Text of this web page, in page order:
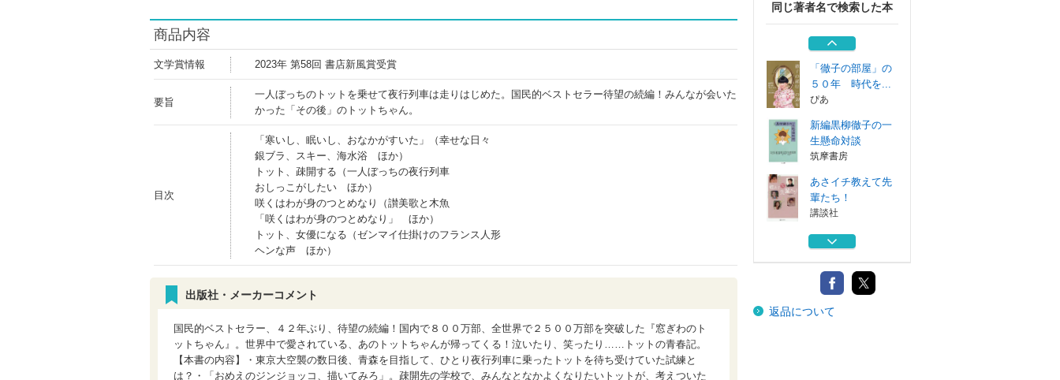
商品内容
文学賞情報 2023年 第58回 書店新風賞受賞
要旨
一人ぼっちのトットを乗せて夜行列車は走りはじめた。国民的ベストセラー待望の続編！みんなが会いた
かった「その後」のトットちゃん。
目次
「寒いし、眠いし、おなかがすいた」（幸せな日々
銀ブラ、スキー、海水浴 ほか）
トット、疎開する（一人ぼっちの夜行列車
おしっこがしたい ほか）
咲くはわが身のつとめなり（讃美歌と木魚
「咲くはわが身のつとめなり」 ほか）
トット、女優になる（ゼンマイ仕掛けのフランス人形
ヘンな声 ほか）
出版社・メーカーコメント
国民的ベストセラー、４２年ぶり、待望の続編！国内で８００万部、全世界で２５００万部を突破した『窓ぎわのト
ットちゃん』。世界中で愛されている、あのトットちゃんが帰ってくる！泣いたり、笑ったり……トットの青春記。
【本書の内容】・東京大空襲の数日後、青森を目指して、ひとり夜行列車に乗ったトットを待ち受けていた試練と
は？・「おめえのジンジョッコ、描いてみろ」。疎開先の学校で、みんなとなかよくなりたいトットが、考えついた
同じ著者名で検索した本
黒柳徹子ビジュア
ル大図鑑
講談社
「徹子の部屋」の
５０年 時代を...
ぴあ
新編黒柳徹子の一
生懸命対談
筑摩書房
あさイチ教えて先
輩たち！
講談社
トットあした
黒柳徹子ビジュア
ル大図鑑
返品について